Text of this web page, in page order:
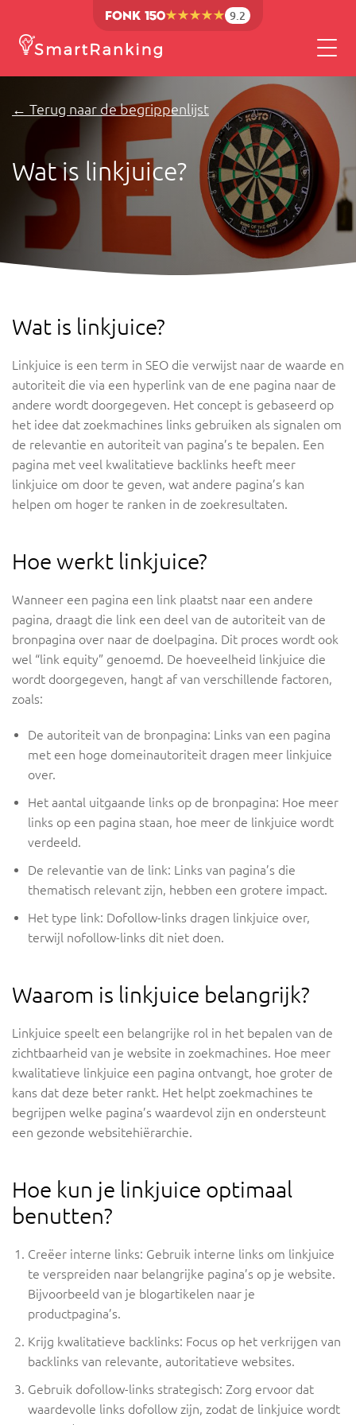
9.2
← Terug naar de begrippenlijst
Wat is linkjuice?
Wat is linkjuice?
Linkjuice is een term in SEO die verwijst naar de waarde en
autoriteit die via een hyperlink van de ene pagina naar de
andere wordt doorgegeven. Het concept is gebaseerd op
het idee dat zoekmachines links gebruiken als signalen om
de relevantie en autoriteit van pagina’s te bepalen. Een
pagina met veel kwalitatieve backlinks heeft meer
linkjuice om door te geven, wat andere pagina’s kan
helpen om hoger te ranken in de zoekresultaten.
Hoe werkt linkjuice?
Wanneer een pagina een link plaatst naar een andere
pagina, draagt die link een deel van de autoriteit van de
bronpagina over naar de doelpagina. Dit proces wordt ook
wel “link equity” genoemd. De hoeveelheid linkjuice die
wordt doorgegeven, hangt af van verschillende factoren,
zoals:
De autoriteit van de bronpagina: Links van een pagina
met een hoge domeinautoriteit dragen meer linkjuice
over.
Het aantal uitgaande links op de bronpagina: Hoe meer
links op een pagina staan, hoe meer de linkjuice wordt
verdeeld.
De relevantie van de link: Links van pagina’s die
thematisch relevant zijn, hebben een grotere impact.
Het type link: Dofollow-links dragen linkjuice over,
terwijl nofollow-links dit niet doen.
Waarom is linkjuice belangrijk?
Linkjuice speelt een belangrijke rol in het bepalen van de
zichtbaarheid van je website in zoekmachines. Hoe meer
kwalitatieve linkjuice een pagina ontvangt, hoe groter de
kans dat deze beter rankt. Het helpt zoekmachines te
begrijpen welke pagina’s waardevol zijn en ondersteunt
een gezonde websitehiërarchie.
Hoe kun je linkjuice optimaal
benutten?
Creëer interne links: Gebruik interne links om linkjuice
te verspreiden naar belangrijke pagina’s op je website.
Bijvoorbeeld van je blogartikelen naar je
productpagina’s.
Krijg kwalitatieve backlinks: Focus op het verkrijgen van
backlinks van relevante, autoritatieve websites.
Gebruik dofollow-links strategisch: Zorg ervoor dat
waardevolle links dofollow zijn, zodat de linkjuice wordt